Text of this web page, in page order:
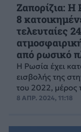
Ζαπορίζια:
8
τελευταίες
από ρωσικό
Η Ρωσία έχει
εισβολής της
του 2022, μέρος
8 ΑΠΡ. 2024, 11:18